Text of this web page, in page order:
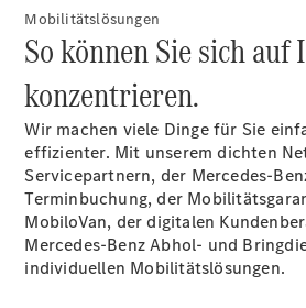
Unfallreparaturen
SmallRepair
Rücknahme
&
Entsorgung
Wartung
Reparatur
Service-
und
Garantie-
Pakete
Mobile
Mobilitätslösungen
So können Sie sich auf
konzentrieren.
Wir machen viele Dinge für Sie
effizienter. Mit unserem dichten
Servicepartnern, der Mercedes-
Terminbuchung, der
MobiloVan, der digitalen
Mercedes-Benz Abhol- und
individuellen Mobilitätslösungen.